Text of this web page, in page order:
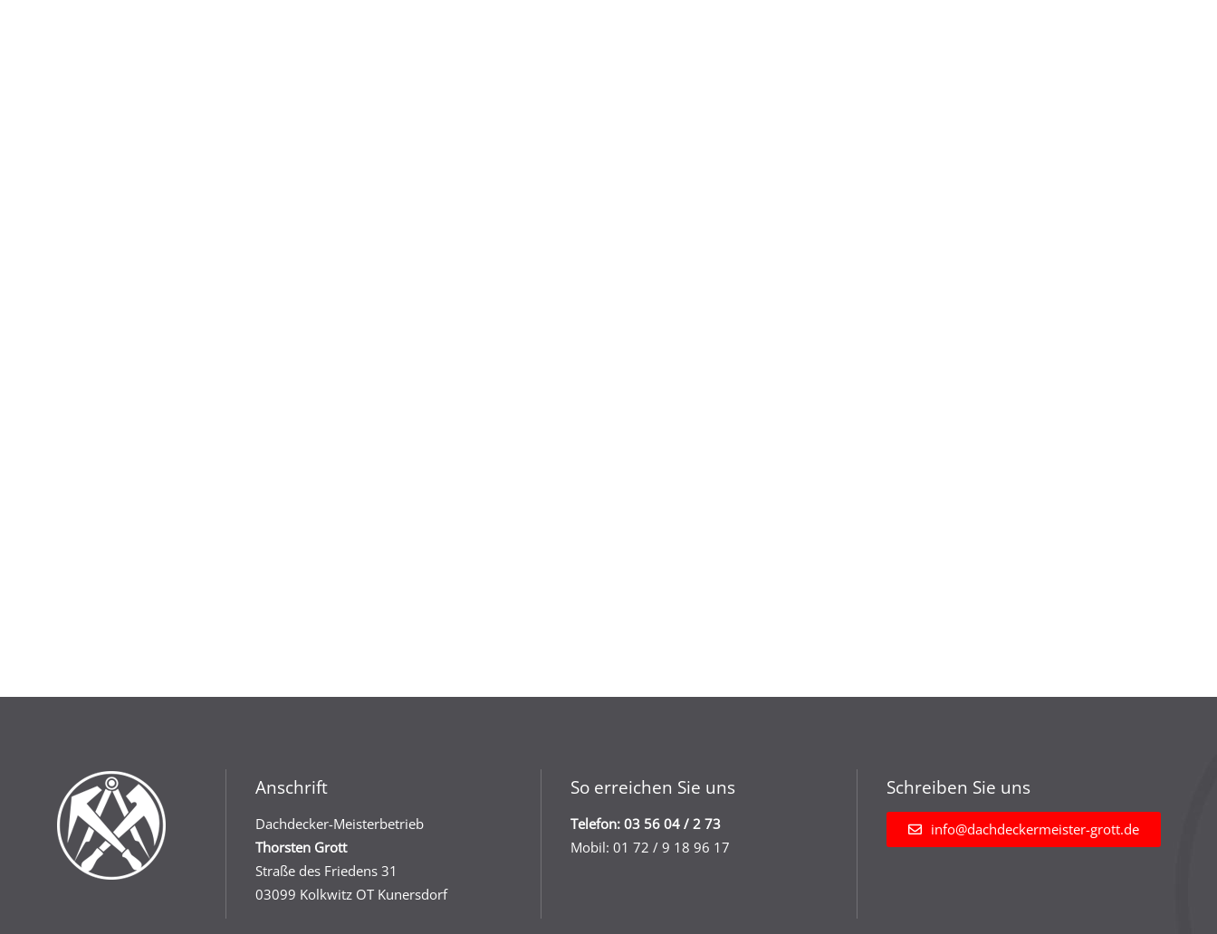
Anschrift
Dachdecker-Meisterbetrieb
Thorsten Grott
Straße des Friedens 31
03099 Kolkwitz OT Kunersdorf
So erreichen Sie uns
Telefon: 03 56 04 / 2 73
Mobil: 01 72 / 9 18 96 17
Schreiben Sie uns
info@dachdeckermeister-grott.de